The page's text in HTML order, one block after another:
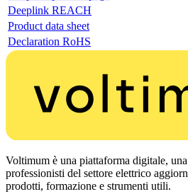
Deeplink REACH
Product data sheet
Declaration RoHS
Voltimum è una piattaforma digitale,
professionisti del settore elettrico
prodotti, formazione e strumenti utili.